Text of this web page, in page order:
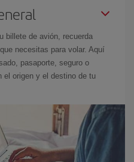
billete de avión, recuerda
necesitas para volar. Aquí
pasaporte, seguro o
el origen y el destino de tu